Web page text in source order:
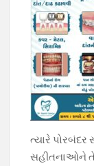
ત્યારે
સહીતનાઓને